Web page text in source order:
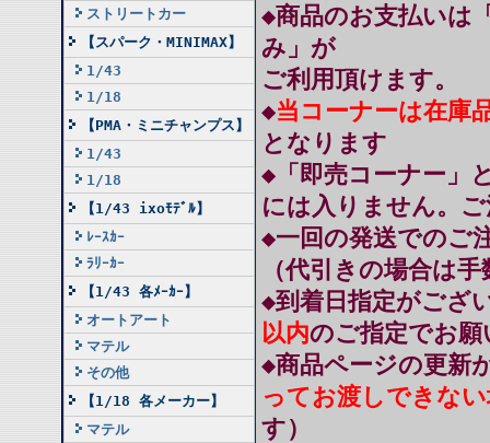
ストリートカー
【スパーク・MINIMAX】
1/43
1/18
【PMA・ミニチャンプス】
1/43
1/18
【1/43 ixoﾓﾃﾞﾙ】
ﾚｰｽｶｰ
ﾗﾘｰｶｰ
【1/43 各ﾒｰｶｰ】
オートアート
マテル
その他
【1/18 各メーカー】
マテル
◆商品のお支払いは
み」が
ご利用頂けます。
◆当コーナーは在庫
となります
◆「即売コーナー」
には入りません。
◆一回の発送でのご
（代引きの場合は
◆到着日指定がござ
以内のご指定でお
◆商品ページの更新
ってお渡しできな
す）